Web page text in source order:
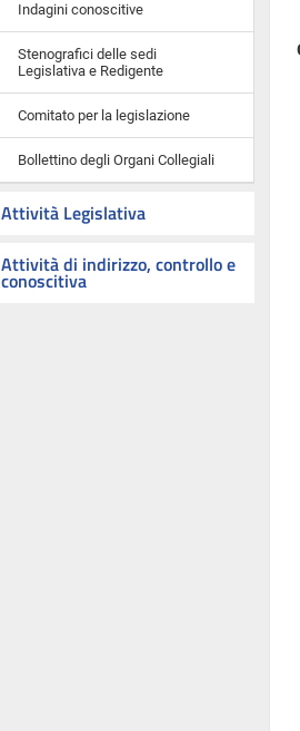
Indagini conoscitive
Stenografici delle sedi
Legislativa e Redigente
Comitato per la legislazione
Bollettino degli Organi Collegiali
Attività Legislativa
Attività di indirizzo, controllo e
conoscitiva